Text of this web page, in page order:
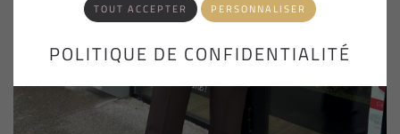
TOUT ACCEPTER PERSONNALISER
POLITIQUE DE CONFIDENTIALITÉ